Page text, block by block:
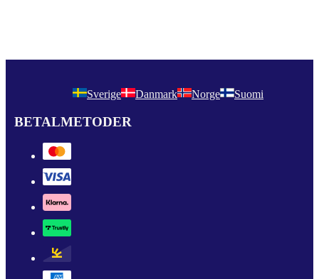
Sverige Danmark Norge Suomi
BETALMETODER